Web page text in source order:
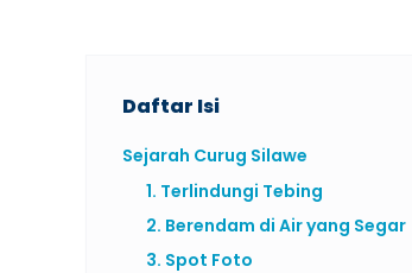
Daftar Isi
Sejarah Curug Silawe
1. Terlindungi Tebing
2. Berendam di Air yang Segar
3. Spot Foto